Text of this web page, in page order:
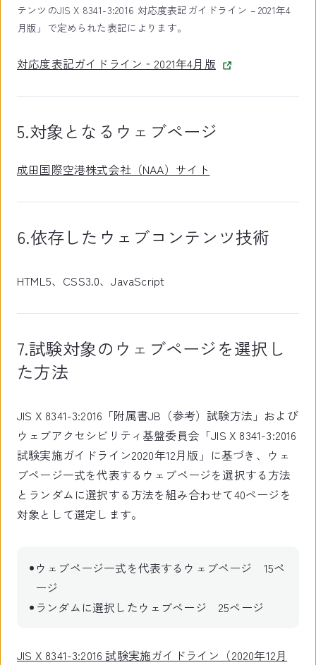
テンツのJIS X 8341-3:2016 対応度表記ガイドライン – 2021年4
月版」で定められた表記によります。
対応度表記ガイドライン‐2021年4月版
5.対象となるウェブページ
成田国際空港株式会社（NAA）サイト
6.依存したウェブコンテンツ技術
HTML5、CSS3.0、JavaScript
7.試験対象のウェブページを選択し
た方法
JIS X 8341-3:2016「附属書JB（参考）試験方法」および
ウェブアクセシビリティ基盤委員会「JIS X 8341-3:2016
試験実施ガイドライン2020年12月版」に基づき、ウェ
ブページ一式を代表するウェブページを選択する方法
とランダムに選択する方法を組み合わせて40ページを
対象として選定します。
ウェブページ一式を代表するウェブページ 15ペ
ージ
ランダムに選択したウェブページ 25ページ
JIS X 8341-3:2016 試験実施ガイドライン（2020年12月